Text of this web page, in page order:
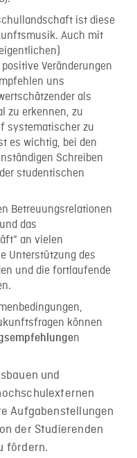
ist diese
Auch mit
Veränderungen
uns
als
zu erkennen, zu
systematischer zu
es wichtig, bei den
Schreiben
studentischen
Betreuungsrelationen
das
an vielen
Unterstützung des
und die fortlaufende
können
n
und
Aufgabenstellungen
der Studierenden
fördern.